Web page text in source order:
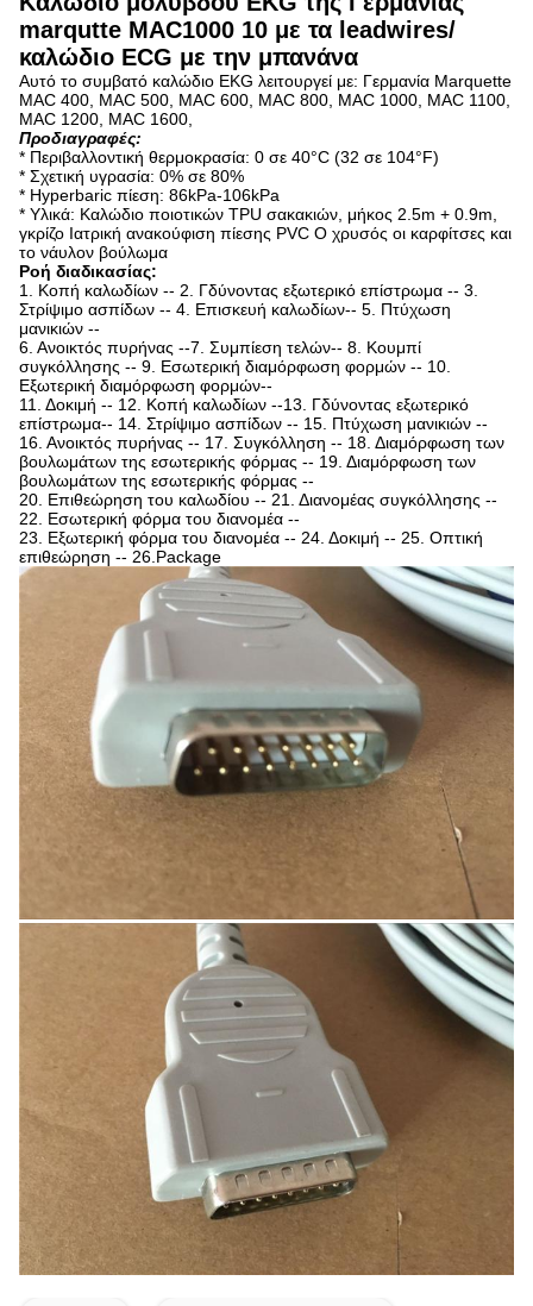
marqutte MAC1000 10 με τα leadwires/
καλώδιο ECG με την μπανάνα
Αυτό το συμβατό καλώδιο EKG λειτουργεί με: Γερμανία Marquette
MAC 400, MAC 500, MAC 600, MAC 800, MAC 1000, MAC 1100,
MAC 1200, MAC 1600,
Προδιαγραφές:
* Περιβαλλοντική θερμοκρασία: 0 σε 40°C (32 σε 104°F)
* Σχετική υγρασία: 0% σε 80%
* Hyperbaric πίεση: 86kPa-106kPa
* Υλικά: Καλώδιο ποιοτικών TPU σακακιών, μήκος 2.5m + 0.9m,
γκρίζο Ιατρική ανακούφιση πίεσης PVC Ο χρυσός οι καρφίτσες και
το νάυλον βούλωμα
Ροή διαδικασίας:
1. Κοπή καλωδίων -- 2. Γδύνοντας εξωτερικό επίστρωμα -- 3.
Στρίψιμο ασπίδων -- 4. Επισκευή καλωδίων-- 5. Πτύχωση
μανικιών --
6. Ανοικτός πυρήνας --7. Συμπίεση τελών-- 8. Κουμπί
συγκόλλησης -- 9. Εσωτερική διαμόρφωση φορμών -- 10.
Εξωτερική διαμόρφωση φορμών--
11. Δοκιμή -- 12. Κοπή καλωδίων --13. Γδύνοντας εξωτερικό
επίστρωμα-- 14. Στρίψιμο ασπίδων -- 15. Πτύχωση μανικιών --
16. Ανοικτός πυρήνας -- 17. Συγκόλληση -- 18. Διαμόρφωση των
βουλωμάτων της εσωτερικής φόρμας -- 19. Διαμόρφωση των
βουλωμάτων της εσωτερικής φόρμας --
20. Επιθεώρηση του καλωδίου -- 21. Διανομέας συγκόλλησης --
22. Εσωτερική φόρμα του διανομέα --
23. Εξωτερική φόρμα του διανομέα -- 24. Δοκιμή -- 25. Οπτική
επιθεώρηση -- 26.Package